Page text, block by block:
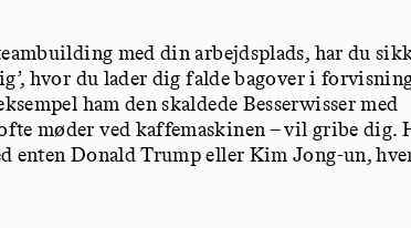
med din arbejdsplads, har du
hvor du lader dig falde bagover i
ham den skaldede Besserwisser med
møder ved kaffemaskinen – vil gribe dig.
enten Donald Trump eller Kim Jong-un,